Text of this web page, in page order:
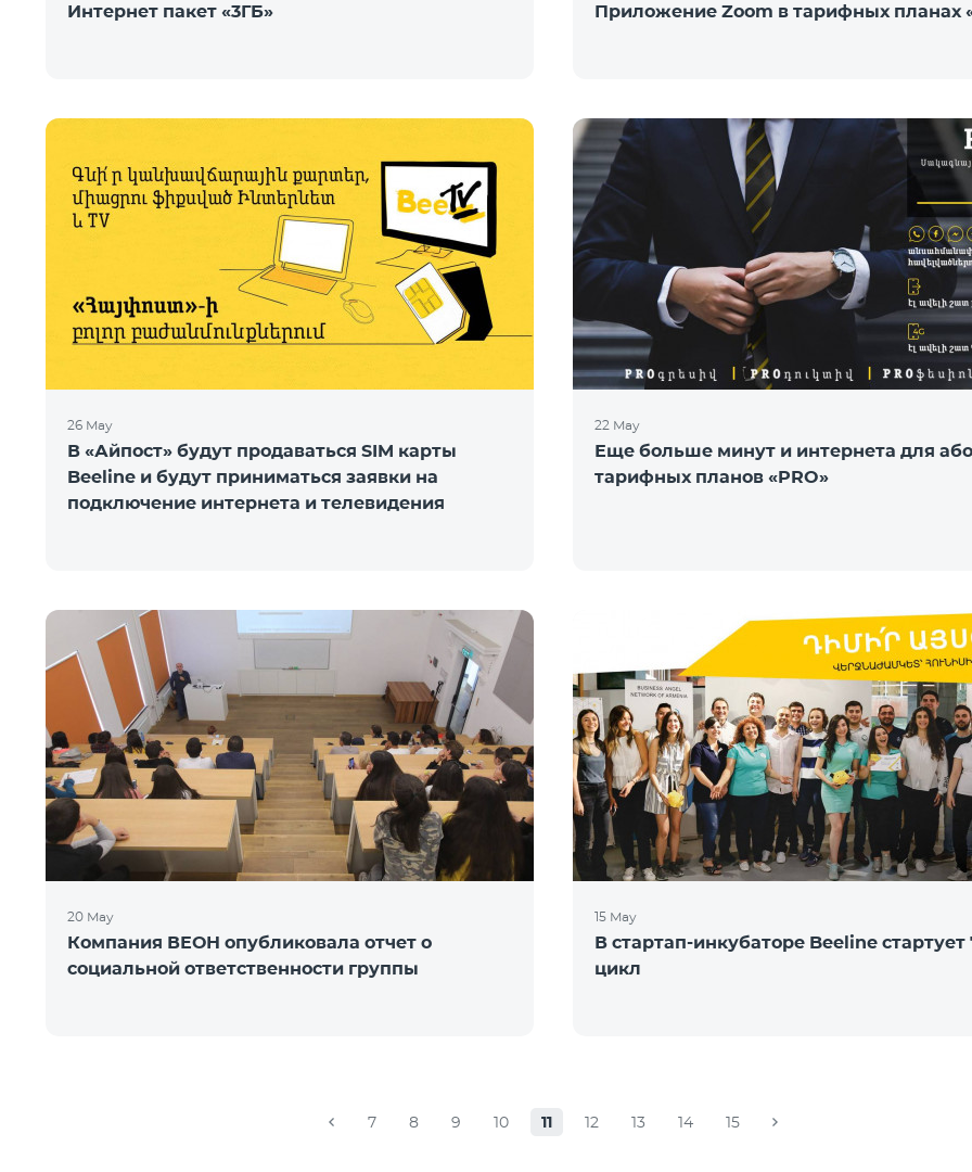
Интернет пакет «3ГБ» Приложение Zoom в тарифных планах
26 May
В «Айпост» будут продаваться SIM карты
Beeline и будут приниматься заявки на
подключение интернета и телевидения
22 May
Еще больше минут и интернета для
тарифных планов «PRO»
20 May
Компания ВЕОН опубликовала отчет о
социальной ответственности группы
15 May
В стартап-инкубаторе Beeline стартует
цикл
7 8 9 10 11 12 13 14 15